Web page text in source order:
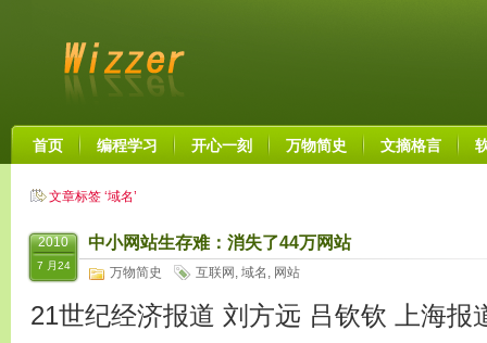
首页 编程学习 开心一刻 万物简史 文摘格言
文章标签 ‘域名’
2010
7 月24
中小网站生存难：消失了44万网站
万物简史 互联网 , 域名 , 网站
21世纪经济报道 刘方远 吕钦钦 上海报